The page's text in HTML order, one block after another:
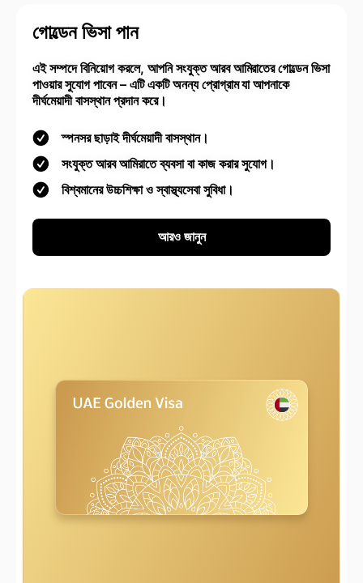
গোল্ডেন ভিসা পান
এই সম্পদে বিনিয়োগ করলে, আপনি সংযুক্ত আরব আমিরাতের গোল্ডেন ভিসা
পাওয়ার সুযোগ পাবেন – এটি একটি অনন্য প্রোগ্রাম যা আপনাকে
দীর্ঘমেয়াদী বাসস্থান প্রদান করে।
স্পনসর ছাড়াই দীর্ঘমেয়াদী বাসস্থান।
সংযুক্ত আরব আমিরাতে ব্যবসা বা কাজ করার সুযোগ।
বিশ্বমানের উচ্চশিক্ষা ও স্বাস্থ্যসেবা সুবিধা।
আরও জানুন